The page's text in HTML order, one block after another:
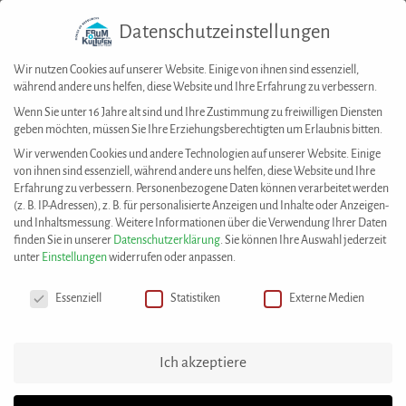
Diese Best Practice wurde eingereicht von:
CamAS e. V.
Datenschutzeinstellungen
Wir nutzen Cookies auf unserer Website. Einige von ihnen sind essenziell,
während andere uns helfen, diese Website und Ihre Erfahrung zu verbessern.
Wenn Sie unter 16 Jahre alt sind und Ihre Zustimmung zu freiwilligen Diensten
geben möchten, müssen Sie Ihre Erziehungsberechtigten um Erlaubnis bitten.
Wir verwenden Cookies und andere Technologien auf unserer Website. Einige
von ihnen sind essenziell, während andere uns helfen, diese Website und Ihre
Erfahrung zu verbessern. Personenbezogene Daten können verarbeitet werden
(z. B. IP-Adressen), z. B. für personalisierte Anzeigen und Inhalte oder Anzeigen-
und Inhaltsmessung. Weitere Informationen über die Verwendung Ihrer Daten
finden Sie in unserer Datenschutzerklärung. Sie können Ihre Auswahl jederzeit
unter Einstellungenwiderrufen oder anpassen.
Essenziell
Statistiken Externe Medien
Ich akzeptiere